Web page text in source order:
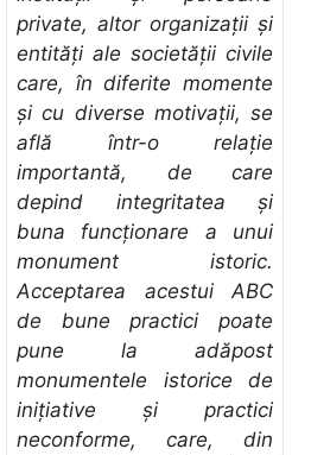
private, altor organizații și
entități ale societății civile
care, în diferite momente
și cu diverse motivații, se
află într-o relație
importantă, de care
depind integritatea și
buna funcționare a unui
monument istoric.
Acceptarea acestui ABC
de bune practici poate
pune la adăpost
monumentele istorice de
inițiative și practici
neconforme, care, din